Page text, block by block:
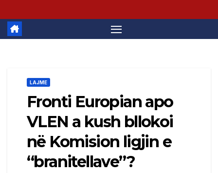
LAJME
Fronti Europian apo
VLEN a kush bllokoi
në Komision ligjin e
“branitellave”?